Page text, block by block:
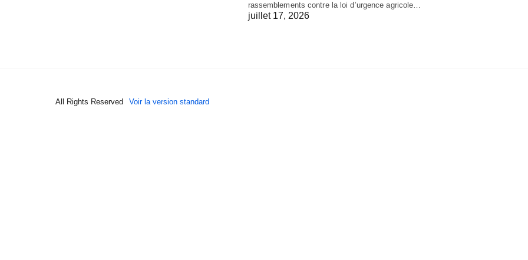
rassemblements contre la loi d’urgence agricole…
juillet 17, 2026
All Rights Reserved Voir la version standard